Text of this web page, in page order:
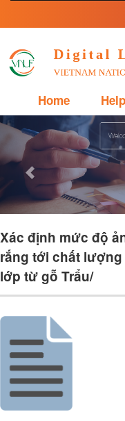
Skip
Home Help
Previous
Xác định mức độ
rắng tới chất
lớp từ gỗ Trẩu/